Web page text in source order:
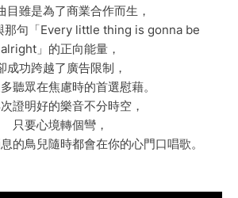
目雖是為了商業合作而生，
那句「Every little thing is gonna be
alright」的正向能量，
成功跨越了廣告限制，
聽眾在焦慮時的首選慰藉。
證明好的樂音不分時空，
只要心境轉個彎，
的鳥兒隨時都會在你的心門口唱歌。